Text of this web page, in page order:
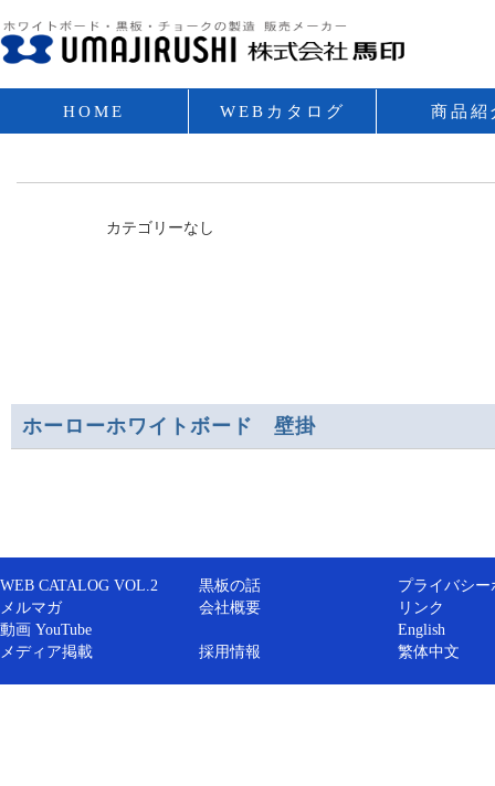
HOME WEBカタログ 商品紹
カテゴリーなし
ホーローホワイトボード 壁掛
WEB CATALOG VOL.2
メルマガ
動画 YouTube
メディア掲載
黒板の話
会社概要
採用情報
プライバシー
リンク
English
繁体中文